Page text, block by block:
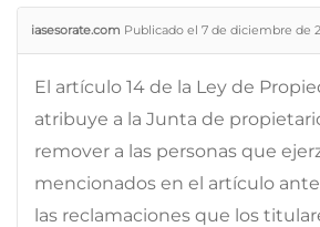
iasesorate.com Publicado el 7 de diciembre de
El artículo 14 de la Ley de
atribuye a la Junta de
remover a las personas que
mencionados en el artículo
las reclamaciones que los